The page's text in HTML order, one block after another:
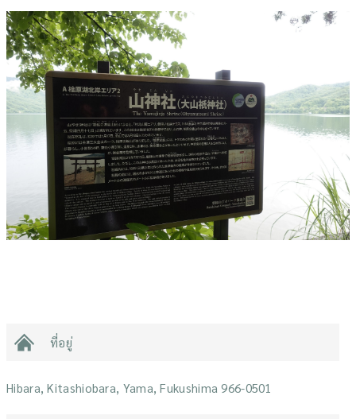
ที่อยู่
Hibara, Kitashiobara, Yama, Fukushima 966-0501